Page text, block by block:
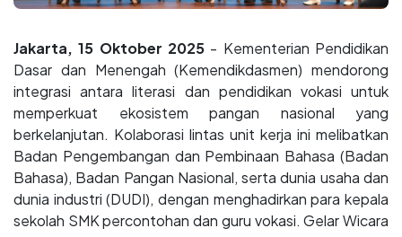
Jakarta, 15 Oktober 2025 - Kementerian Pendidikan
Dasar dan Menengah (Kemendikdasmen) mendorong
integrasi antara literasi dan pendidikan vokasi untuk
memperkuat ekosistem pangan nasional yang
berkelanjutan. Kolaborasi lintas unit kerja ini melibatkan
Badan Pengembangan dan Pembinaan Bahasa (Badan
Bahasa), Badan Pangan Nasional, serta dunia usaha dan
dunia industri (DUDI), dengan menghadirkan para kepala
sekolah SMK percontohan dan guru vokasi. Gelar Wicara